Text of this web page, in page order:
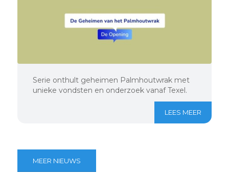
Serie onthult geheimen Palmhoutwrak met
unieke vondsten en onderzoek vanaf Texel.
LEES MEER
MEER NIEUWS